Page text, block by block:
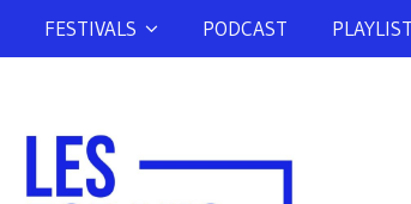
FESTIVALS PODCAST